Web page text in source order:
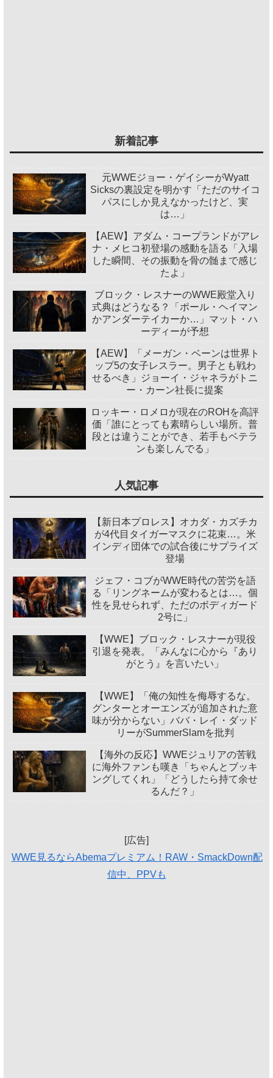
新着記事
元WWEジョー・ゲイシーがWyatt
Sicksの裏設定を明かす「ただのサイコ
パスにしか見えなかったけど、実
は…」
【AEW】アダム・コープランドがアレ
ナ・メヒコ初登場の感動を語る「入場
した瞬間、その振動を骨の髄まで感じ
たよ」
ブロック・レスナーのWWE殿堂入り
式典はどうなる？「ポール・ヘイマン
かアンダーテイカーか…」マット・ハ
ーディーが予想
【AEW】「メーガン・ベーンは世界ト
ップ5の女子レスラー。男子とも戦わ
せるべき」ジョーイ・ジャネラがトニ
ー・カーン社長に提案
ロッキー・ロメロが現在のROHを高評
価「誰にとっても素晴らしい場所。普
段とは違うことができ、若手もベテラ
ンも楽しんでる」
人気記事
【新日本プロレス】オカダ・カズチカ
が4代目タイガーマスクに花束…。米
インディ団体での試合後にサプライズ
登場
ジェフ・コブがWWE時代の苦労を語
る「リングネームが変わるとは…。個
性を見せられず、ただのボディガード
2号に」
【WWE】ブロック・レスナーが現役
引退を発表。「みんなに心から『あり
がとう』を言いたい」
【WWE】「俺の知性を侮辱するな。
グンターとオーエンズが追加された意
味が分からない」ババ・レイ・ダッド
リーがSummerSlamを批判
【海外の反応】WWEジュリアの苦戦
に海外ファンも嘆き「ちゃんとブッキ
ングしてくれ」「どうしたら持て余せ
るんだ？」
[広告]
WWE見るならAbemaプレミアム！RAW・SmackDown配
信中、PPVも